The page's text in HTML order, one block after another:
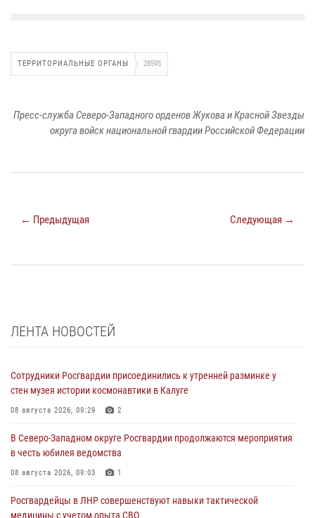
ТЕРРИТОРИАЛЬНЫЕ ОРГАНЫ 28595
Пресс-служба Северо-Западного орденов Жукова и Красной Звезды
округа войск национальной гвардии Российской Федерации
← Предыдущая Следующая →
ЛЕНТА НОВОСТЕЙ
Сотрудники Росгвардии присоединились к утренней разминке у
стен музея истории космонавтики в Калуге
08 августа 2026, 09:29 2
В Северо-Западном округе Росгвардии продолжаются мероприятия
в честь юбилея ведомства
08 августа 2026, 09:03 1
Росгвардейцы в ЛНР совершенствуют навыки тактической
медицины с учетом опыта СВО